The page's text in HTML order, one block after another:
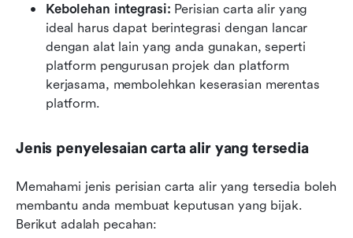
Kebolehan integrasi: Perisian carta alir yang
ideal harus dapat berintegrasi dengan lancar
dengan alat lain yang anda gunakan, seperti
platform pengurusan projek dan platform
kerjasama, membolehkan keserasian merentas
platform.
Jenis penyelesaian carta alir yang tersedia
Memahami jenis perisian carta alir yang tersedia boleh
membantu anda membuat keputusan yang bijak.
Berikut adalah pecahan: